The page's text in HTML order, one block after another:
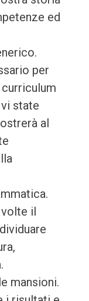
ed
per
state
al
il
mansioni.